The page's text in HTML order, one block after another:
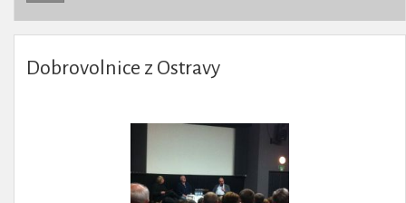
Dobrovolnice z Ostravy